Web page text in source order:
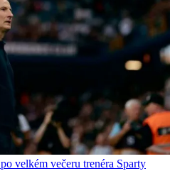
velkém večeru trenéra Sparty